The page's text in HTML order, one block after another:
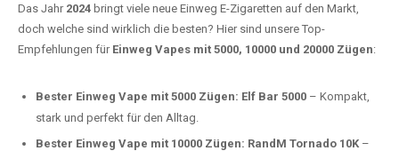
Das Jahr 2024 bringt viele neue Einweg E-Zigaretten auf den Markt,
doch welche sind wirklich die besten? Hier sind unsere Top-
Empfehlungen für Einweg Vapes mit 5000, 10000 und 20000 Zügen:
Bester Einweg Vape mit 5000 Zügen: Elf Bar 5000 – Kompakt,
stark und perfekt für den Alltag.
Bester Einweg Vape mit 10000 Zügen: RandM Tornado 10K –